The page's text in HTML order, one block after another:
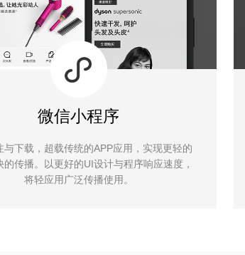
微信小程序
与下载，超载传统的APP应用，实现更轻的
的传播。以更好的UI设计与程序响应速度，
将轻应用广泛传播使用。